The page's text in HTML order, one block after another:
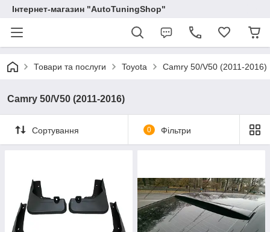
Інтернет-магазин "AutoTuningShop"
Товари та послуги Toyota Camry 50/V50 (2011-2016)
Camry 50/V50 (2011-2016)
Сортування 0 Фільтри